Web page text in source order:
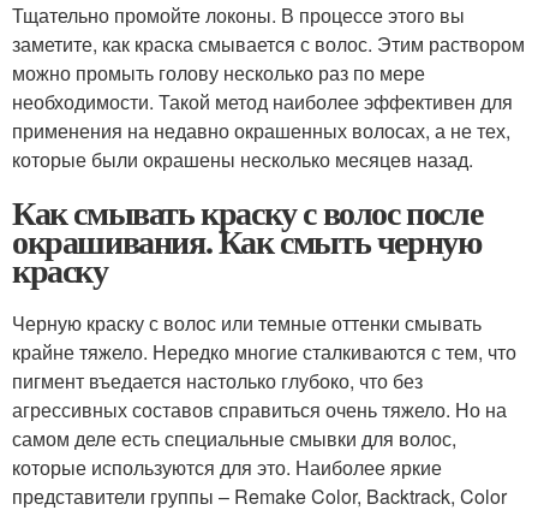
Тщательно промойте локоны. В процессе этого вы
заметите, как краска смывается с волос. Этим раствором
можно промыть голову несколько раз по мере
необходимости. Такой метод наиболее эффективен для
применения на недавно окрашенных волосах, а не тех,
которые были окрашены несколько месяцев назад.
Как смывать краску с волос после
окрашивания. Как смыть черную
краску
Черную краску с волос или темные оттенки смывать
крайне тяжело. Нередко многие сталкиваются с тем, что
пигмент въедается настолько глубоко, что без
агрессивных составов справиться очень тяжело. Но на
самом деле есть специальные смывки для волос,
которые используются для это. Наиболее яркие
представители группы – Remake Color, Backtrack, Color